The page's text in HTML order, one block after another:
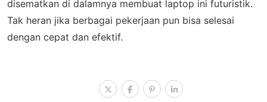
disematkan di dalamnya membuat laptop ini futuristik.
Tak heran jika berbagai pekerjaan pun bisa selesai
dengan cepat dan efektif.